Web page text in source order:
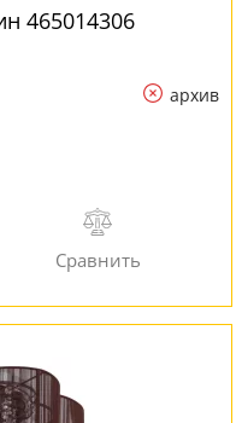
465014306
архив